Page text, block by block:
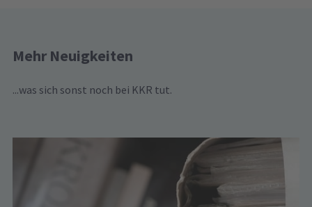
Mehr Neuigkeiten
...was sich sonst noch bei KKR tut.